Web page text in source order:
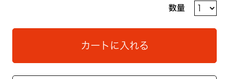
数量
カートに入れる